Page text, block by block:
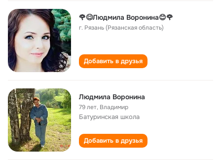
🌹😊Людмила Воронина😊🌹
г. Рязань (Рязанская область)
Добавить в друзья
Людмила Воронина
79 лет, Владимир
Батуринская школа
Добавить в друзья